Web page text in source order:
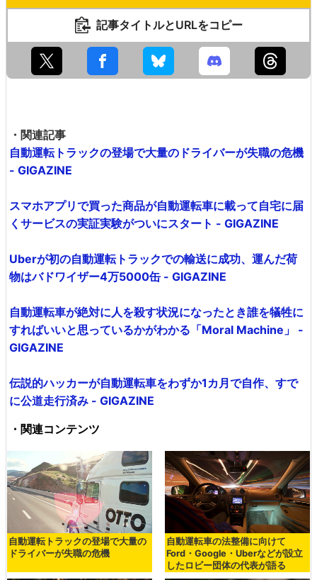
記事タイトルとURLをコピー
・関連記事
自動運転トラックの登場で大量のドライバーが失職の危機
- GIGAZINE
スマホアプリで買った商品が自動運転車に載って自宅に届
くサービスの実証実験がついにスタート - GIGAZINE
Uberが初の自動運転トラックでの輸送に成功、運んだ荷
物はバドワイザー4万5000缶 - GIGAZINE
自動運転車が絶対に人を殺す状況になったとき誰を犠牲に
すればいいと思っているかがわかる「Moral Machine」 -
GIGAZINE
伝説的ハッカーが自動運転車をわずか1カ月で自作、すで
に公道走行済み - GIGAZINE
・関連コンテンツ
自動運転トラックの登場で大量の
ドライバーが失職の危機
自動運転車の法整備に向けて
Ford・Google・Uberなどが設立
したロビー団体の代表が語る